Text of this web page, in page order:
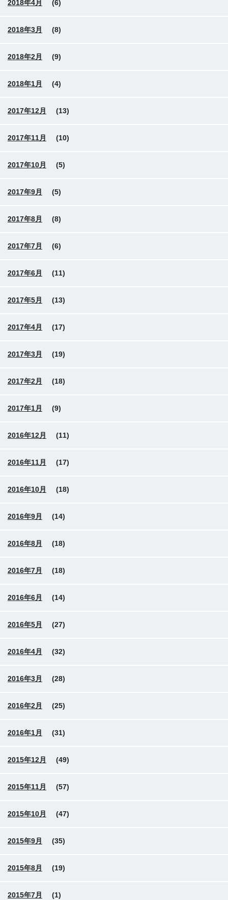
2018年4月 (6)
2018年3月 (8)
2018年2月 (9)
2018年1月 (4)
2017年12月 (13)
2017年11月 (10)
2017年10月 (5)
2017年9月 (5)
2017年8月 (8)
2017年7月 (6)
2017年6月 (11)
2017年5月 (13)
2017年4月 (17)
2017年3月 (19)
2017年2月 (18)
2017年1月 (9)
2016年12月 (11)
2016年11月 (17)
2016年10月 (18)
2016年9月 (14)
2016年8月 (18)
2016年7月 (18)
2016年6月 (14)
2016年5月 (27)
2016年4月 (32)
2016年3月 (28)
2016年2月 (25)
2016年1月 (31)
2015年12月 (49)
2015年11月 (57)
2015年10月 (47)
2015年9月 (35)
2015年8月 (19)
2015年7月 (1)